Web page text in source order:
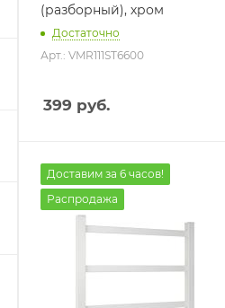
(разборный), хром
Достаточно
Арт.: VMR111ST6600
399 руб.
Доставим за 6 часов!
Распродажа